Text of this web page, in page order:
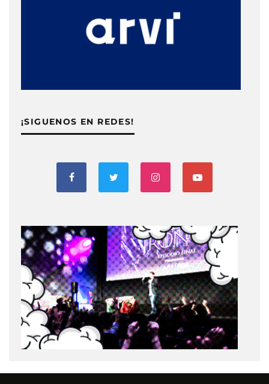
¡SIGUENOS EN REDES!